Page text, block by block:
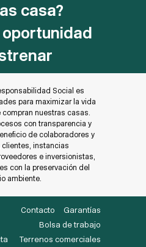
casa?
Social es
para maximizar la vida
nuestras casas.
con transparencia y
de colaboradores y
instancias
e inversionistas,
con la preservación del
ambiente.
Contacto
Garantías
Bolsa de trabajo
Terrenos comerciales